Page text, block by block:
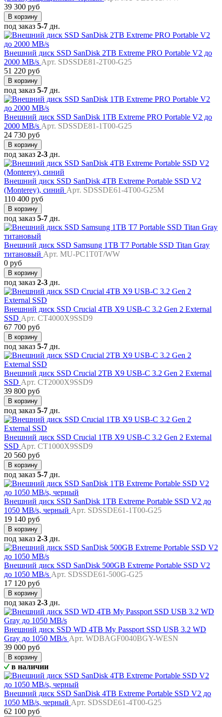
39 300 руб
В корзину
под заказ 5-7 дн.
Внешний диск SSD SanDisk 2TB Extreme PRO Portable V2 до
2000 MB/s Арт. SDSSDE81-2T00-G25
51 220 руб
В корзину
под заказ 5-7 дн.
Внешний диск SSD SanDisk 1TB Extreme PRO Portable V2 до
2000 MB/s Арт. SDSSDE81-1T00-G25
24 730 руб
В корзину
под заказ 2-3 дн.
Внешний диск SSD SanDisk 4TB Extreme Portable SSD V2
(Monterey), синий Арт. SDSSDE61-4T00-G25M
110 400 руб
В корзину
под заказ 5-7 дн.
Внешний диск SSD Samsung 1TB T7 Portable SSD Titan Gray
титановый Арт. MU-PC1T0T/WW
0 руб
В корзину
под заказ 2-3 дн.
Внешний диск SSD Crucial 4TB X9 USB-C 3.2 Gen 2 External
SSD Арт. CT4000X9SSD9
67 700 руб
В корзину
под заказ 5-7 дн.
Внешний диск SSD Crucial 2TB X9 USB-C 3.2 Gen 2 External
SSD Арт. CT2000X9SSD9
39 800 руб
В корзину
под заказ 5-7 дн.
Внешний диск SSD Crucial 1TB X9 USB-C 3.2 Gen 2 External
SSD Арт. CT1000X9SSD9
20 560 руб
В корзину
под заказ 5-7 дн.
Внешний диск SSD SanDisk 1TB Extreme Portable SSD V2 до
1050 MB/s, черный Арт. SDSSDE61-1T00-G25
19 140 руб
В корзину
под заказ 2-3 дн.
Внешний диск SSD SanDisk 500GB Extreme Portable SSD V2
до 1050 MB/s Арт. SDSSDE61-500G-G25
17 120 руб
В корзину
под заказ 2-3 дн.
Внешний диск SSD WD 4TB My Passport SSD USB 3.2 WD
Gray до 1050 MB/s Арт. WDBAGF0040BGY-WESN
39 000 руб
В корзину
в наличии
Внешний диск SSD SanDisk 4TB Extreme Portable SSD V2 до
1050 MB/s, черный Арт. SDSSDE61-4T00-G25
62 100 руб